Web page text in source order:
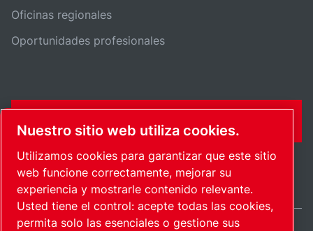
Oficinas regionales
Oportunidades profesionales
Nuestro sitio web utiliza cookies.
Utilizamos cookies para garantizar que este sitio
web funcione correctamente, mejorar su
experiencia y mostrarle contenido relevante.
Usted tiene el control: acepte todas las cookies,
permita solo las esenciales o gestione sus